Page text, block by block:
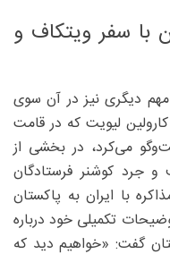
با سفر ویتکاف و
مهم دیگری نیز در آن سوی
لیویت که در قامت
می‌کرد، در بخشی از
جرد کوشنر فرستادگان
با ایران به پاکستان
تکمیلی خود درباره
گفت: «خواهیم دید که